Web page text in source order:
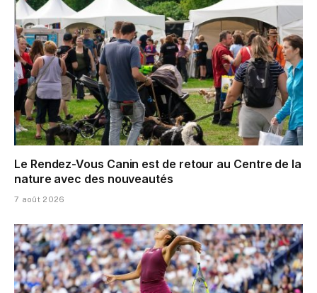
Le Rendez-Vous Canin est de retour au Centre de la
nature avec des nouveautés
7 août 2026